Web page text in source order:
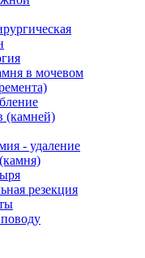
в мочевом
(камней)
- удаление
резекция